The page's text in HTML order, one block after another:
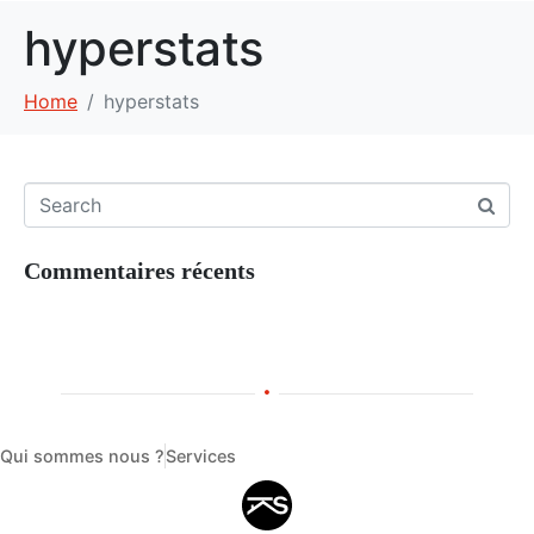
hyperstats
Home hyperstats
Commentaires récents
Qui sommes nous ?Services